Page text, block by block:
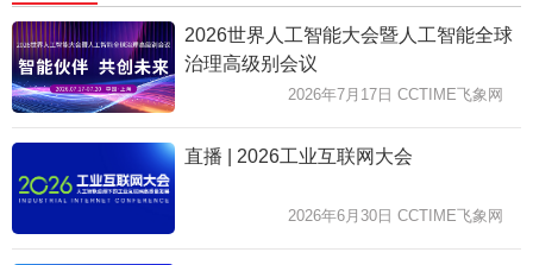
2026世界人工智能大会暨人工智能全球
治理高级别会议
2026年7月17日 CCTIME飞象网
直播 | 2026工业互联网大会
2026年6月30日 CCTIME飞象网